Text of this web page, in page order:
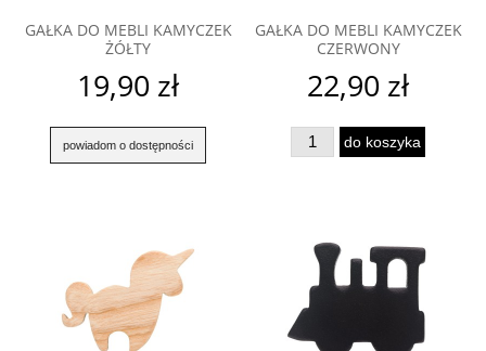
GAŁKA DO MEBLI KAMYCZEK
ŻÓŁTY
19,90 zł
powiadom o dostępności
GAŁKA DO MEBLI KAMYCZEK
CZERWONY
22,90 zł
do koszyka